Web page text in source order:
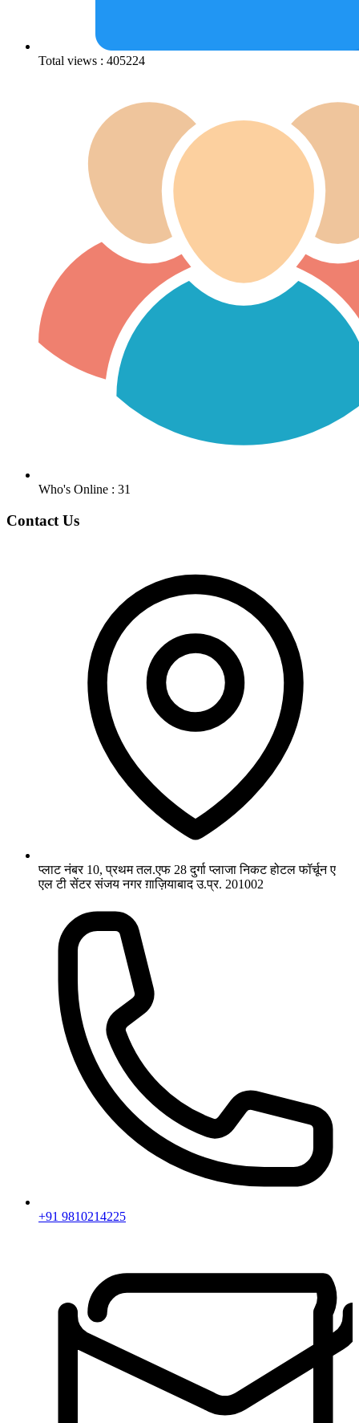
Total views : 405224
Who's Online : 31
Contact Us
प्लाट नंबर 10, प्रथम तल.एफ 28 दुर्गा प्लाजा निकट होटल फॉर्चून ए
एल टी सेंटर संजय नगर ग़ाज़ियाबाद उ.प्र. 201002
+91 9810214225